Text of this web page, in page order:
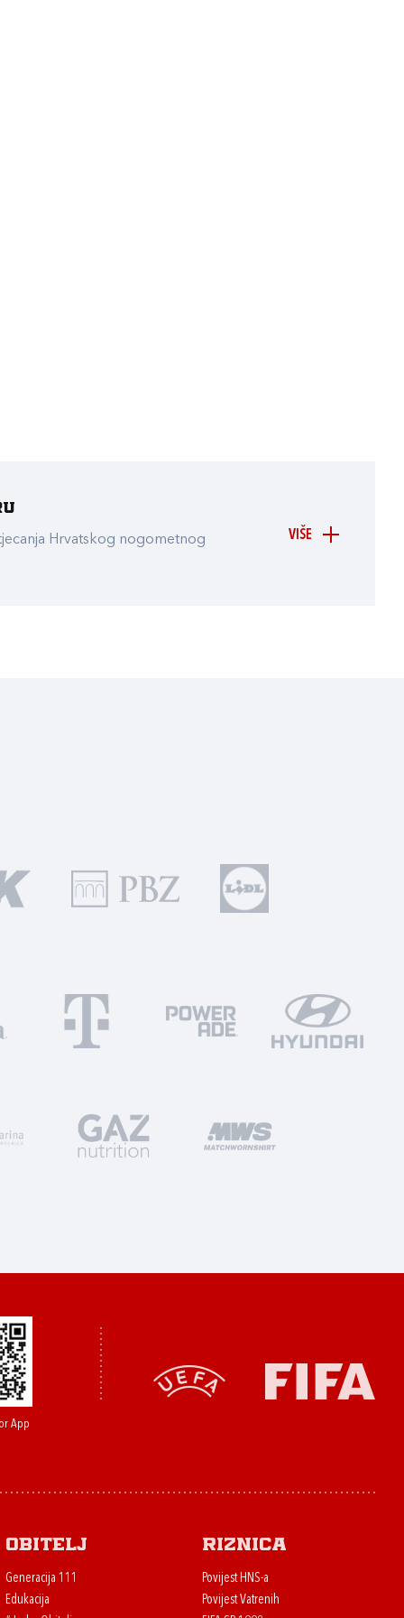
VIŠE
Hrvatskog nogometnog
App
Obitelj
Generacija 111
Edukacija
Riznica
Povijest HNS-a
Povijest Vatrenih